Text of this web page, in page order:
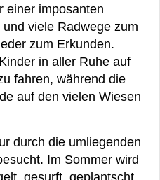
einer imposanten
viele Radwege zum
zum Erkunden.
in aller Ruhe auf
fahren, während die
auf den vielen Wiesen
durch die umliegenden
Im Sommer wird